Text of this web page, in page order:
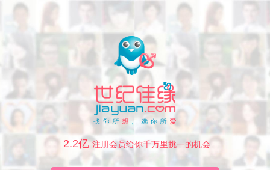
2.2亿 注册会员给你千万里挑一的机会